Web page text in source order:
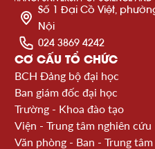
Số 1 Đại Cồ Việt,
Nội
024 3869 4242
CƠ CẤU TỔ CHỨC
BCH Đảng bộ đại học
Ban giám đốc đại học
Trường - Khoa đào tạo
Viện - Trung tâm nghiên cứu
Văn phòng - Ban - Trung tâm